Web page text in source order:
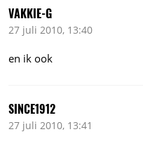
VAKKIE-G
27 juli 2010, 13:40
en ik ook
SINCE1912
27 juli 2010, 13:41